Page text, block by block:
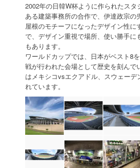
2002年の日韓W杯ように作られたスタ
ある建築事務所の合作で、伊達政宗
屋根のモチーフになったデザイン性
で、デザイン重視で場所、使い勝手に
もあります。
ワールドカップでは、日本がベスト8
戦が行われた会場として歴史を刻んで
はメキシコvsエクアドル、スウェー
れています。